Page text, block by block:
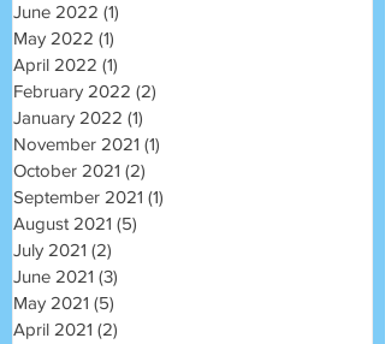
June 2022 (1)
May 2022 (1)
April 2022 (1)
February 2022 (2)
January 2022 (1)
November 2021 (1)
October 2021 (2)
September 2021 (1)
August 2021 (5)
July 2021 (2)
June 2021 (3)
May 2021 (5)
April 2021 (2)